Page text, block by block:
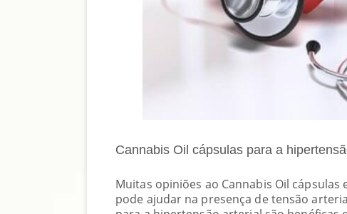
Cannabis Oil cápsulas para a
Muitas opiniões ao Cannabis Oil
pode ajudar na presença de tensão